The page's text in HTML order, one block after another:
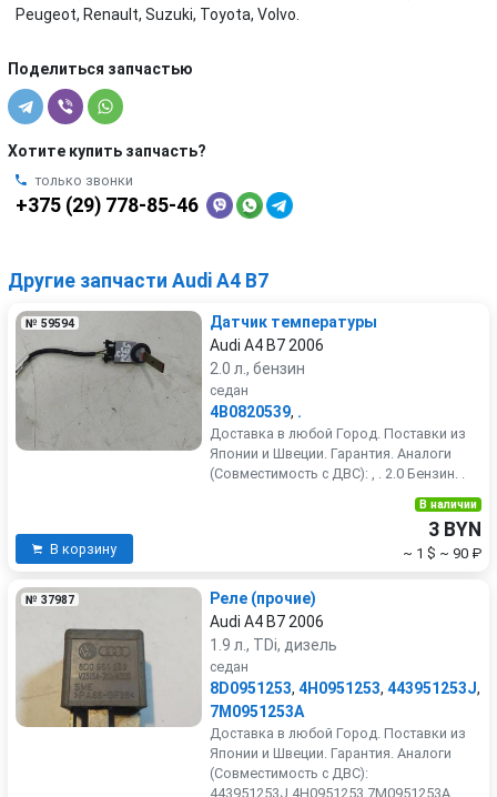
Peugeot, Renault, Suzuki, Toyota, Volvo.
Поделиться запчастью
Хотите купить запчасть?
только звонки
+375 (29) 778-85-46
Другие запчасти Audi A4 B7
№ 59594
Датчик температуры
Audi A4 B7 2006
2.0 л., бензин
седан
4B0820539, .
Доставка в любой Город. Поставки из
Японии и Швеции. Гарантия. Аналоги
(Совместимость с ДВС): , . 2.0 Бензин. .
В корзину
В наличии
3 BYN
~ 1 $ ~ 90 ₽
№ 37987
Реле (прочие)
Audi A4 B7 2006
1.9 л., TDi, дизель
седан
8D0951253, 4H0951253, 443951253J,
7M0951253A
Доставка в любой Город. Поставки из
Японии и Швеции. Гарантия. Аналоги
(Совместимость с ДВС):
443951253J,4H0951253,7M0951253A, .